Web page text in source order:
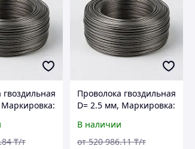
₸/т
Проволока гвоздильная
D= 2.5 мм, Маркировка:
3282-74
В наличии
от 520 986.11 ₸/т